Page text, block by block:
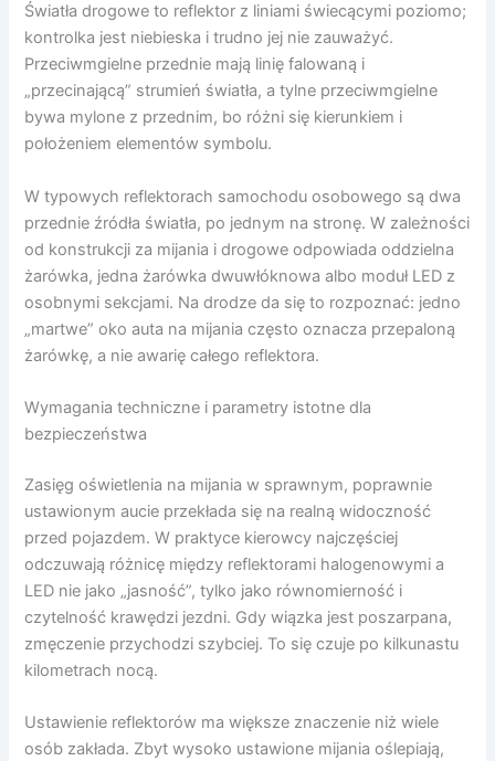
Światła drogowe to reflektor z liniami świecącymi poziomo;
kontrolka jest niebieska i trudno jej nie zauważyć.
Przeciwmgielne przednie mają linię falowaną i
„przecinającą” strumień światła, a tylne przeciwmgielne
bywa mylone z przednim, bo różni się kierunkiem i
położeniem elementów symbolu.
W typowych reflektorach samochodu osobowego są dwa
przednie źródła światła, po jednym na stronę. W zależności
od konstrukcji za mijania i drogowe odpowiada oddzielna
żarówka, jedna żarówka dwuwłóknowa albo moduł LED z
osobnymi sekcjami. Na drodze da się to rozpoznać: jedno
„martwe” oko auta na mijania często oznacza przepaloną
żarówkę, a nie awarię całego reflektora.
Wymagania techniczne i parametry istotne dla
bezpieczeństwa
Zasięg oświetlenia na mijania w sprawnym, poprawnie
ustawionym aucie przekłada się na realną widoczność
przed pojazdem. W praktyce kierowcy najczęściej
odczuwają różnicę między reflektorami halogenowymi a
LED nie jako „jasność”, tylko jako równomierność i
czytelność krawędzi jezdni. Gdy wiązka jest poszarpana,
zmęczenie przychodzi szybciej. To się czuje po kilkunastu
kilometrach nocą.
Ustawienie reflektorów ma większe znaczenie niż wiele
osób zakłada. Zbyt wysoko ustawione mijania oślepiają,